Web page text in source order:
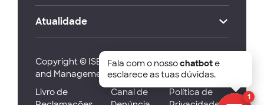
Atualidade
Copyright © ISEG Lisbon School of Economics
and Management 2026
Livro de
Canal de
Política de
1
Fala com o nossochatbote
esclarece as tuas dúvidas.